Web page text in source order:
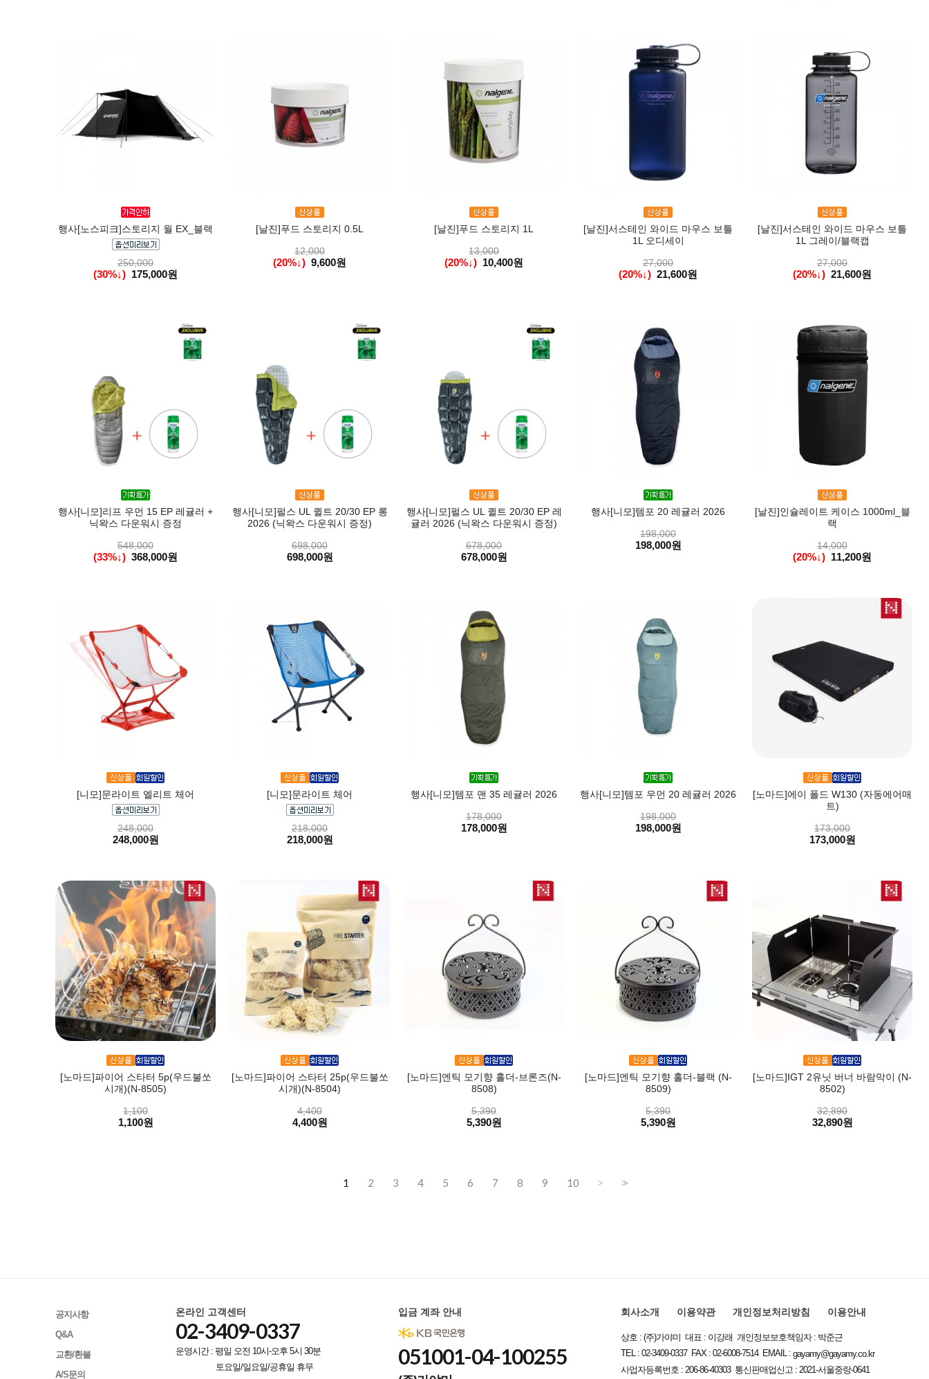
행사[노스피크]스토리지 월 EX_블랙
250,000
(30%↓) 175,000원
[날진]푸드 스토리지 0.5L
12,000
(20%↓) 9,600원
[날진]푸드 스토리지 1L
13,000
(20%↓) 10,400원
[날진]서스테인 와이드 마우스 보틀
1L 오디세이
27,000
(20%↓) 21,600원
[날진]서스테인 와이드 마우스 보틀
1L 그레이/블랙캡
27,000
(20%↓) 21,600원
행사[니모]리프 우먼 15 EP 레귤러 +
닉왁스 다운워시 증정
548,000
(33%↓) 368,000원
행사[니모]펄스 UL 퀼트 20/30 EP 롱
2026 (닉왁스 다운워시 증정)
698,000
698,000원
행사[니모]펄스 UL 퀼트 20/30 EP 레
귤러 2026 (닉왁스 다운워시 증정)
678,000
678,000원
행사[니모]템포 20 레귤러 2026
198,000
198,000원
[날진]인슐레이트 케이스 1000ml_블
랙
14,000
(20%↓) 11,200원
[니모]문라이트 엘리트 체어
248,000
248,000원
[니모]문라이트 체어
218,000
218,000원
행사[니모]템포 맨 35 레귤러 2026
178,000
178,000원
행사[니모]템포 우먼 20 레귤러 2026
198,000
198,000원
[노마드]에이 폴드 W130 (자동에어매
트)
173,000
173,000원
[노마드]파이어 스타터 5p(우드불쏘
시개)(N-8505)
1,100
1,100원
[노마드]파이어 스타터 25p(우드불쏘
시개)(N-8504)
4,400
4,400원
[노마드]엔틱 모기향 홀더-브론즈(N-
8508)
5,390
5,390원
[노마드]엔틱 모기향 홀더-블랙 (N-
8509)
5,390
5,390원
[노마드]IGT 2유닛 버너 바람막이 (N-
8502)
32,890
32,890원
1 2 3 4 5 6 7 8 9 10 > >>
공지사항
Q&A
교환/환불
A/S문의
온라인 고객센터
02-3409-0337
운영시간 : 평일 오전 10시-오후 5시 30분
토요일/일요일/공휴일 휴무
입금 계좌 안내
051001-04-100255
회사소개 이용약관 개인정보처리방침 이용안내
상호 : (주)가야미 대표 : 이강래 개인정보보호책임자 : 박준근
TEL : 02-3409-0337 FAX : 02-6008-7514 EMAIL :gayamy@gayamy.co.kr
사업자등록번호 : 206-86-40303 통신판매업신고 : 2021-서울중랑-0641